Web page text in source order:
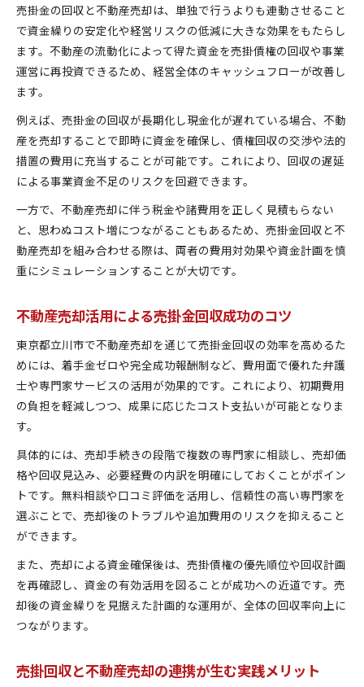
不動産売却と売掛回収費用の合理的削減法
費用削減に役立つ不動産売却の実践知識
実務家が教える売掛金回収コスト圧縮術
不動産売却と売掛金回収の最適戦略を解説
中小企業が選ぶ売掛金回収の有効な進め方
不動産売却を絡めた回収強化の具体的ステップ
売掛金回収率向上を目指す経営者の実践策
経営安定につながる売掛金回収と売却術
売掛金の回収と不動産売却は、単独で行うよりも連動させること
で資金繰りの安定化や経営リスクの低減に大きな効果をもたらし
ます。不動産の流動化によって得た資金を売掛債権の回収や事業
運営に再投資できるため、経営全体のキャッシュフローが改善し
ます。
例えば、売掛金の回収が長期化し現金化が遅れている場合、不動
産を売却することで即時に資金を確保し、債権回収の交渉や法的
措置の費用に充当することが可能です。これにより、回収の遅延
による事業資金不足のリスクを回避できます。
一方で、不動産売却に伴う税金や諸費用を正しく見積もらない
と、思わぬコスト増につながることもあるため、売掛金回収と不
動産売却を組み合わせる際は、両者の費用対効果や資金計画を慎
重にシミュレーションすることが大切です。
不動産売却活用による売掛金回収成功のコツ
東京都立川市で不動産売却を通じて売掛金回収の効率を高めるた
めには、着手金ゼロや完全成功報酬制など、費用面で優れた弁護
士や専門家サービスの活用が効果的です。これにより、初期費用
の負担を軽減しつつ、成果に応じたコスト支払いが可能となりま
す。
具体的には、売却手続きの段階で複数の専門家に相談し、売却価
格や回収見込み、必要経費の内訳を明確にしておくことがポイン
トです。無料相談や口コミ評価を活用し、信頼性の高い専門家を
選ぶことで、売却後のトラブルや追加費用のリスクを抑えること
ができます。
また、売却による資金確保後は、売掛債権の優先順位や回収計画
を再確認し、資金の有効活用を図ることが成功への近道です。売
却後の資金繰りを見据えた計画的な運用が、全体の回収率向上に
つながります。
売掛回収と不動産売却の連携が生む実践メリット